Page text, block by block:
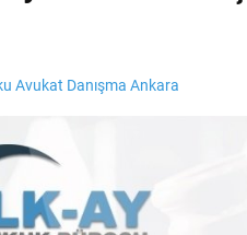
Avukat Danışma Ankara